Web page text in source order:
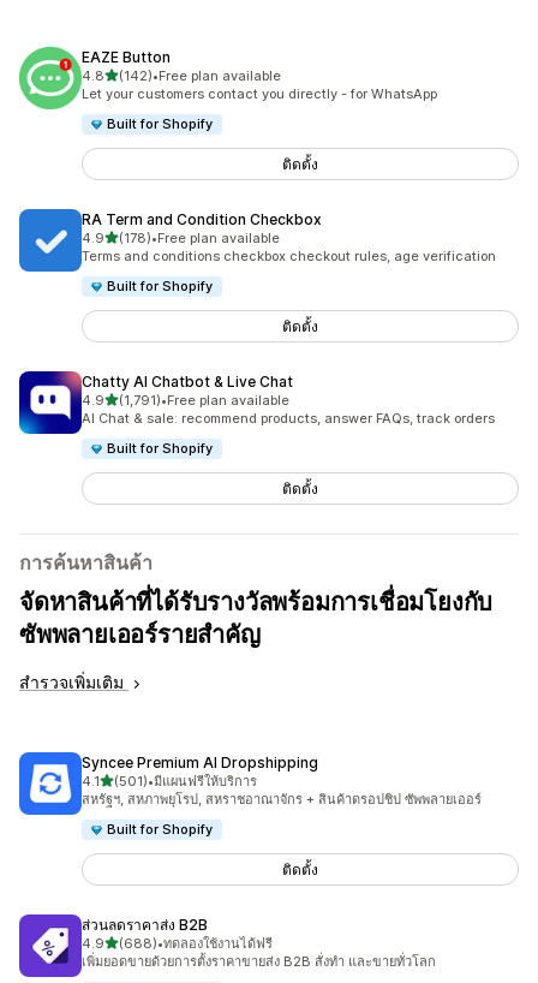
EAZE Button
4.8เต็ม 5 ดาว
(142)
ทั้งหมด 142 รีวิว
•Free plan available
Let your customers contact you directly - for WhatsApp
Built for Shopify
ติดตั้ง
RA Term and Condition Checkbox
4.9เต็ม 5 ดาว
(178)
ทั้งหมด 178 รีวิว
•Free plan available
Terms and conditions checkbox checkout rules, age verification
Built for Shopify
ติดตั้ง
Chatty AI Chatbot & Live Chat
4.9เต็ม 5 ดาว
(1,791)
ทั้งหมด 1791 รีวิว
•Free plan available
AI Chat & sale: recommend products, answer FAQs, track orders
Built for Shopify
ติดตั้ง
การค้นหาสินค้า
จัดหาสินค้าที่ได้รับรางวัลพร้อมการเชื่อมโยงกับ
ซัพพลายเออร์รายสำคัญ
สำรวจเพิ่มเติม
Syncee Premium AI Dropshipping
4.1เต็ม 5 ดาว
(501)
ทั้งหมด 501 รีวิว
•มีแผนฟรีให้บริการ
สหรัฐฯ, สหภาพยุโรป, สหราชอาณาจักร + สินค้าดรอปชิป ซัพพลายเออร์
Built for Shopify
ติดตั้ง
ส่วนลดราคาส่ง B2B
4.9เต็ม 5 ดาว
(688)
ทั้งหมด 688 รีวิว
•ทดลองใช้งานได้ฟรี
เพิ่มยอดขายด้วยการตั้งราคาขายส่ง B2B สั่งทำ และขายทั่วโลก